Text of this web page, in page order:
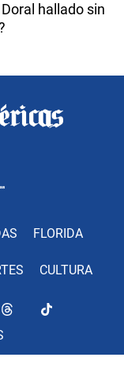
hallado sin
FLORIDA
CULTURA